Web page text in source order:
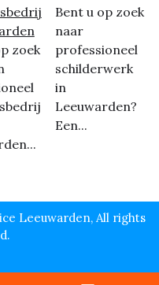
zoek
Bent u op zoek
naar
professioneel
schilderwerk
in
Leeuwarden?
Een...
Leeuwarden, All rights